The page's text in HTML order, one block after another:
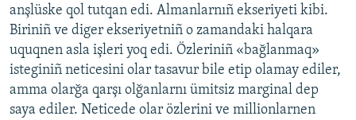
anşlüske qol tutqan edi. Almanlarnıñ ekseriyeti kibi.
Biriniñ ve diger ekseriyetniñ o zamandaki halqara
uquqnen asla işleri yoq edi. Özleriniñ «bağlanmaq»
isteginiñ neticesini olar tasavur bile etip olamay ediler,
amma olarğa qarşı olğanlarnı ümitsiz marginal dep
saya ediler. Neticede olar özlerini ve millionlarnen